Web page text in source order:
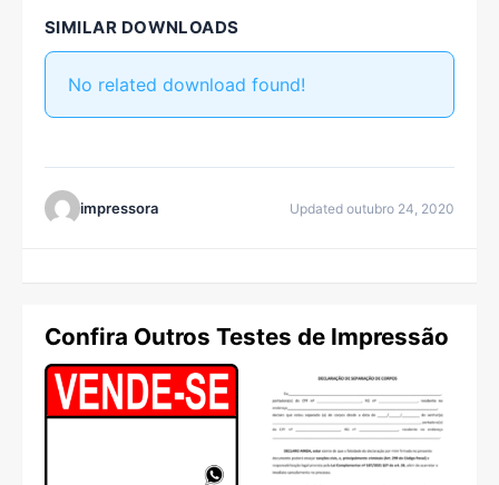
SIMILAR DOWNLOADS
No related download found!
impressora Updated outubro 24, 2020
Confira Outros Testes de Impressão